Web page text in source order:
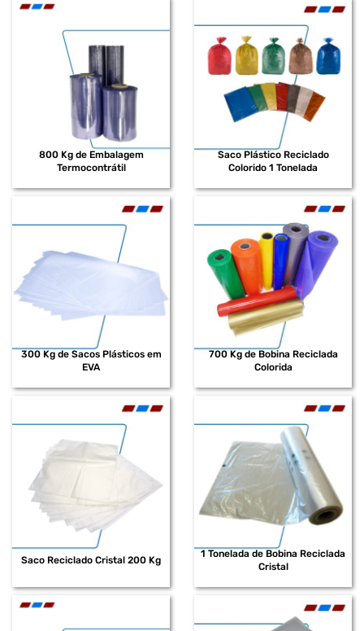
800 Kg de Embalagem
Termocontrátil
Saco Plástico Reciclado
Colorido 1 Tonelada
300 Kg de Sacos Plásticos em
EVA
700 Kg de Bobina Reciclada
Colorida
Saco Reciclado Cristal 200 Kg
1 Tonelada de Bobina Reciclada
Cristal